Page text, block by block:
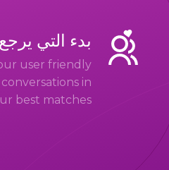
بدء التي
user friendly
in
best matches.